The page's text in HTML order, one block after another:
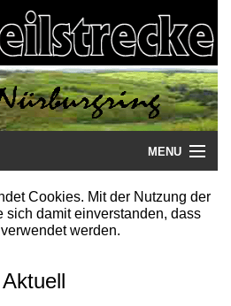
MENU
Cookies. Mit der Nutzung der
sich damit einverstanden, dass
werden.
Aktuell